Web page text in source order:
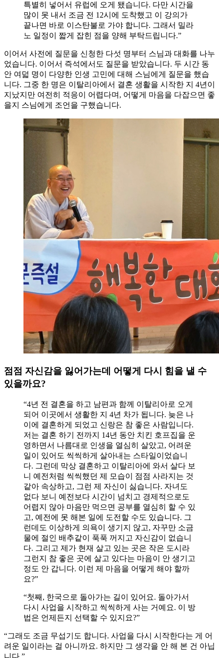
특별히 넣어서 유럽에 오게 됐습니다. 다만 시간을
많이 못 내서 조금 전 12시에 도착했고 이 강의가
끝나면 바로 이스탄불로 가야 합니다. 그래서 밀라
노 일정이 짧게 잡힌 점을 양해 부탁드립니다.”
이어서 사전에 질문을 신청한 다섯 명부터 스님과 대화를 나누
었습니다. 이어서 즉석에서도 질문을 받았습니다. 두 시간 동
안 여덟 명이 다양한 인생 고민에 대해 스님에게 질문을 했습
니다. 그중 한 명은 이탈리아에서 결혼 생활을 시작한 지 4년이
지났지만 여전히 적응이 어렵다며, 어떻게 마음을 다잡으면 좋
을지 스님에게 조언을 구했습니다.
점점 자신감을 잃어가는데 어떻게 다시 힘을 낼 수
있을까요?
“4년 전 결혼을 하고 남편과 함께 이탈리아로 오게
되어 이곳에서 생활한 지 4년 차가 됩니다. 늦은 나
이에 결혼하게 되었고 신랑은 참 좋은 사람입니다.
저는 결혼 하기 전까지 14년 동안 치킨 호프집을 운
영하면서 나름대로 인생을 열심히 살았고, 어려운
일이 있어도 씩씩하게 살아내는 스타일이었습니
다. 그런데 막상 결혼하고 이탈리아에 와서 살다 보
니 예전처럼 씩씩했던 제 모습이 점점 사라지는 것
같아 속상하고, 그런 제 자신이 싫습니다. 자녀도
없다 보니 예전보다 시간이 넘치고 경제적으로도
어렵지 않아 마음만 먹으면 공부를 열심히 할 수 있
고, 예전에 못 해본 일에 도전할 수도 있습니다. 그
런데도 이상하게 의욕이 생기지 않고, 자꾸만 소금
물에 절인 배추같이 푹푹 꺼지고 자신감이 없습니
다. 그리고 제가 현재 살고 있는 곳은 작은 도시라
그런지 참 좋은 곳에 살고 있다는 마음이 안 생기고
정도 안 갑니다. 이런 제 마음을 어떻게 해야 할까
요?”
“첫째, 한국으로 돌아가는 길이 있어요. 돌아가서
다시 사업을 시작하고 씩씩하게 사는 거예요. 이 방
법은 언제든지 선택할 수 있지요?”
“그래도 조금 무섭기도 합니다. 사업을 다시 시작한다는 게 어
려운 일이라는 걸 아니까요. 하지만 그 생각을 안 해 본 건 아닙
니다.”